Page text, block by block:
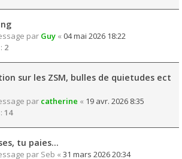
par Guy « 04 mai 2026 18:22
2
sur les ZSM, bulles de quietudes ect
par catherine « 19 avr. 2026 8:35
14
tu paies...
par Seb « 31 mars 2026 20:34